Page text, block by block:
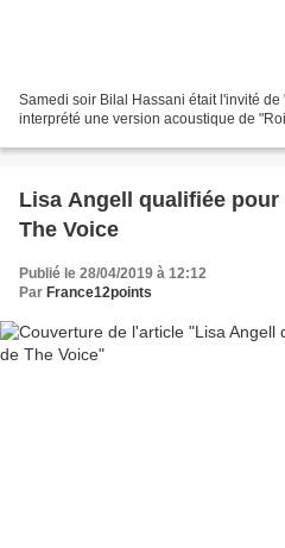
Samedi soir Bilal Hassani était l'invité de
interprété une version acoustique de
Lisa Angell qualifiée
The Voice
Publié le 28/04/2019 à 12:12
Par France12points